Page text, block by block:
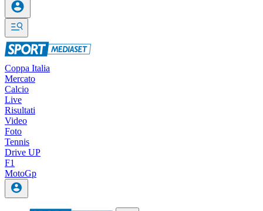
Coppa Italia
Mercato
Calcio
Live
Risultati
Video
Foto
Tennis
Drive UP
F1
MotoGp